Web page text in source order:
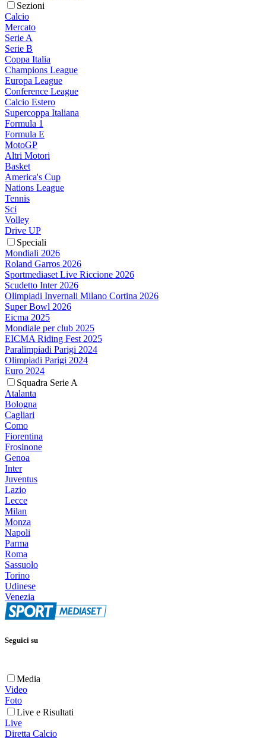
Sezioni
Calcio
Mercato
Serie A
Serie B
Coppa Italia
Champions League
Europa League
Conference League
Calcio Estero
Supercoppa Italiana
Formula 1
Formula E
MotoGP
Altri Motori
Basket
America's Cup
Nations League
Tennis
Sci
Volley
Drive UP
Speciali
Mondiali 2026
Roland Garros 2026
Sportmediaset Live Riccione 2026
Scudetto Inter 2026
Olimpiadi Invernali Milano Cortina 2026
Super Bowl 2026
Eicma 2025
Mondiale per club 2025
EICMA Riding Fest 2025
Paralimpiadi Parigi 2024
Olimpiadi Parigi 2024
Euro 2024
Squadra Serie A
Atalanta
Bologna
Cagliari
Como
Fiorentina
Frosinone
Genoa
Inter
Juventus
Lazio
Lecce
Milan
Monza
Napoli
Parma
Roma
Sassuolo
Torino
Udinese
Venezia
Seguici su
Media
Video
Foto
Live e Risultati
Live
Diretta Calcio